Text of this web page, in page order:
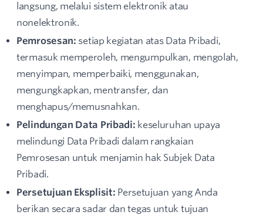
langsung, melalui sistem elektronik atau
nonelektronik.
Pemrosesan: setiap kegiatan atas Data Pribadi,
termasuk memperoleh, mengumpulkan, mengolah,
menyimpan, memperbaiki, menggunakan,
mengungkapkan, mentransfer, dan
menghapus/memusnahkan.
Pelindungan Data Pribadi: keseluruhan upaya
melindungi Data Pribadi dalam rangkaian
Pemrosesan untuk menjamin hak Subjek Data
Pribadi.
Persetujuan Eksplisit: Persetujuan yang Anda
berikan secara sadar dan tegas untuk tujuan